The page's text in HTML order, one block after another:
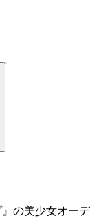
の美少女オ